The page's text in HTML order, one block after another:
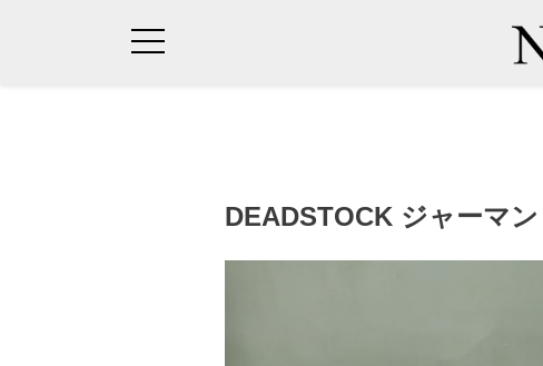
DEADSTOCK ジャーマ